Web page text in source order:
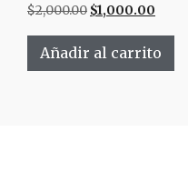
$2,000.00 $1,000.00
Añadir al carrito